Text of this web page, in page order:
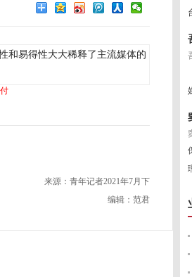
易得性大大稀释了主流媒体的
来源：青年记者2021年7月下
编辑：范君